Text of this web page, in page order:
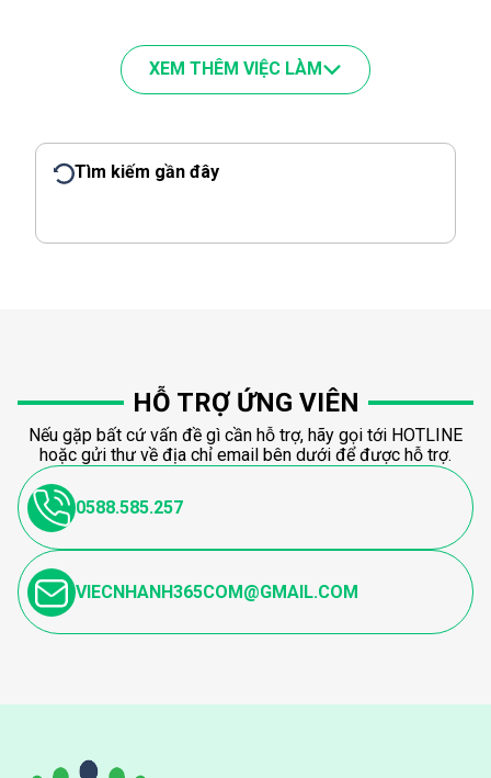
XEM THÊM VIỆC LÀM
Tìm kiếm gần đây
HỖ TRỢ ỨNG VIÊN
Nếu gặp bất cứ vấn đề gì cần hỗ trợ, hãy gọi tới HOTLINE
hoặc gửi thư về địa chỉ email bên dưới để được hỗ trợ.
0588.585.257
VIECNHANH365COM@GMAIL.COM